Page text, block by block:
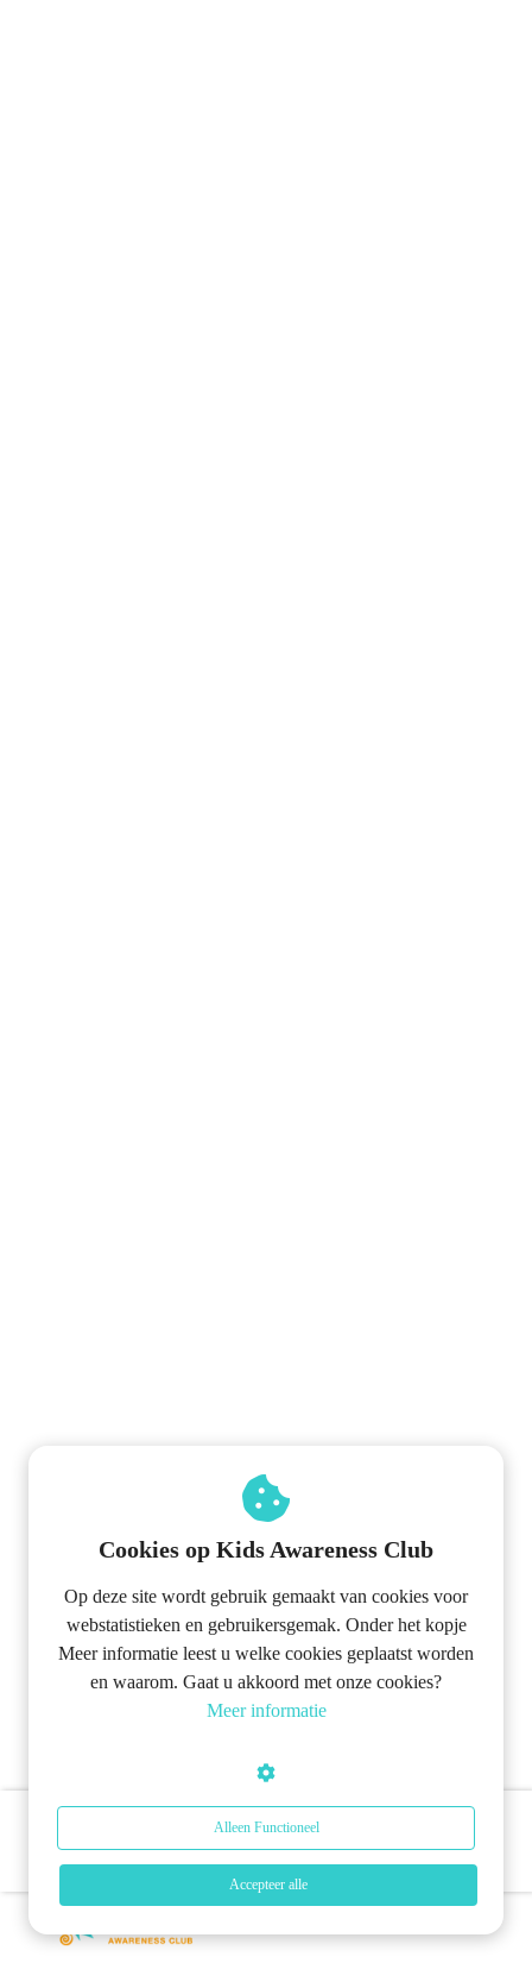
Ja, ik wil mee doen!
Cookies op Kids Awareness Club
Op deze site wordt gebruik gemaakt van cookies voor
webstatistieken en gebruikersgemak. Onder het kopje
Meer informatie leest u welke cookies geplaatst worden
en waarom. Gaat u akkoord met onze cookies?
Meer informatie
Alleen Functioneel
Accepteer alle